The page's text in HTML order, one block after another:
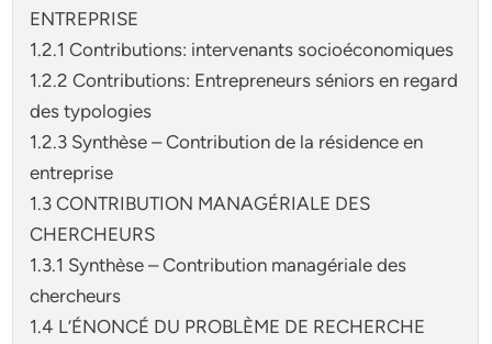
ENTREPRISE
1.2.1 Contributions: intervenants socioéconomiques
1.2.2 Contributions: Entrepreneurs séniors en regard
des typologies
1.2.3 Synthèse – Contribution de la résidence en
entreprise
1.3 CONTRIBUTION MANAGÉRIALE DES
CHERCHEURS
1.3.1 Synthèse – Contribution managériale des
chercheurs
1.4 L’ÉNONCÉ DU PROBLÈME DE RECHERCHE